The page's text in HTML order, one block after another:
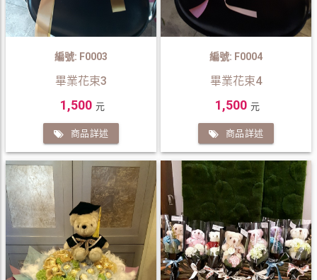
編號: F0003
畢業花束3
1,500 元
商品詳述
編號: F0004
畢業花束4
1,500 元
商品詳述